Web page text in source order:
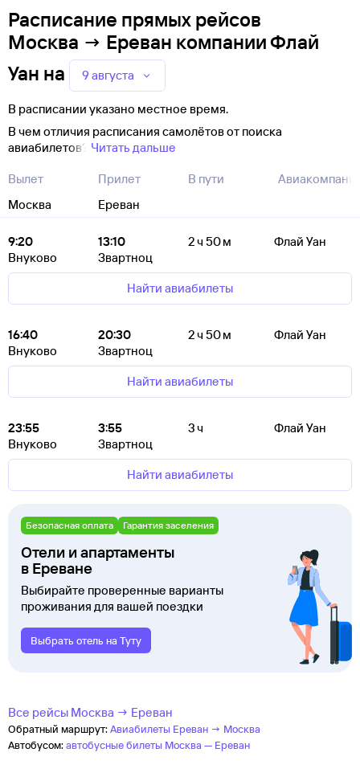
Расписание прямых рейсов
Москва → Ереван компании Флай
Уан на 9 августа
В расписании указано местное время.
В чем отличия расписания самолётов от поиска
авиабилетов? Читать дальше
Вылет
Москва
Прилет
Ереван
В пути
9:20
Внуково
13:10
Звартноц
2 ч 50 м Флай Уан
Найти авиабилеты
16:40
Внуково
20:30
Звартноц
2 ч 50 м Флай Уан
Найти авиабилеты
23:55
Внуково
3:55
Звартноц
3 ч Флай Уан
Найти авиабилеты
Безопасная оплата Гарантия заселения
Отели и апартаменты
в Ереване
Выбирайте проверенные варианты
проживания для вашей поездки
Выбрать отель на Туту
Все рейсы Москва → Ереван
Обратный маршрут:Авиабилеты Ереван → Москва
Автобусом:автобусные билеты Москва — Ереван